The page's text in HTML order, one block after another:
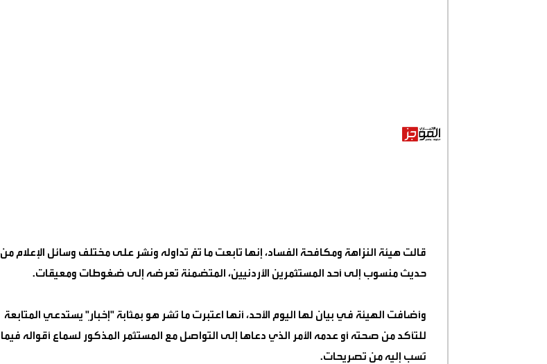
قالت هيئة النزاهة ومكافحة الفساد، إنها تابعت ما تمّ تداوله ونشر على مختلف وسائل الإعلام من
حديث منسوب إلى أحد المستثمرين الأردنيين، المتضمنة تعرضه إلى ضغوطات ومعيقات.
وأضافت الهيئة في بيان لها اليوم الأحد، أنها اعتبرت ما نُشر هو بمثابة "إخبارٍ" يستدعي المتابعة
للتأكد من صحته أو عدمه الأمر الذي دعاها إلى التواصل مع المستثمر المذكور لسماع أقواله فيما
نُسب إليه من تصريحات.